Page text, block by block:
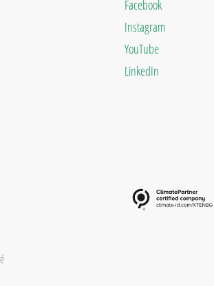
Facebook
Instagram
YouTube
LinkedIn